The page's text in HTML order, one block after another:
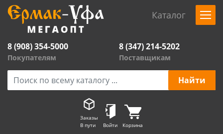
Каталог
8 (908) 354-5000
Покупателям
8 (347) 214-5202
Поставщикам
Заказы
В пути
Войти Корзина